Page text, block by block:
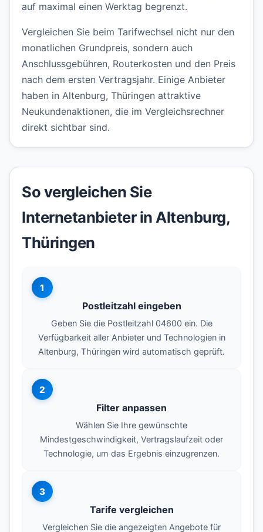
auf maximal einen Werktag begrenzt.
Vergleichen Sie beim Tarifwechsel nicht nur den
monatlichen Grundpreis, sondern auch
Anschlussgebühren, Routerkosten und den Preis
nach dem ersten Vertragsjahr. Einige Anbieter
haben in Altenburg, Thüringen attraktive
Neukundenaktionen, die im Vergleichsrechner
direkt sichtbar sind.
So vergleichen Sie
Internetanbieter in Altenburg,
Thüringen
1
Postleitzahl eingeben
Geben Sie die Postleitzahl 04600 ein. Die
Verfügbarkeit aller Anbieter und Technologien in
Altenburg, Thüringen wird automatisch geprüft.
2
Filter anpassen
Wählen Sie Ihre gewünschte
Mindestgeschwindigkeit, Vertragslaufzeit oder
Technologie, um das Ergebnis einzugrenzen.
3
Tarife vergleichen
Vergleichen Sie die angezeigten Angebote für